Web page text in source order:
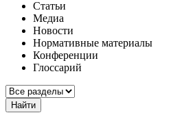
Статьи
Медиа
Новости
Нормативные материалы
Конференции
Глоссарий
Найти